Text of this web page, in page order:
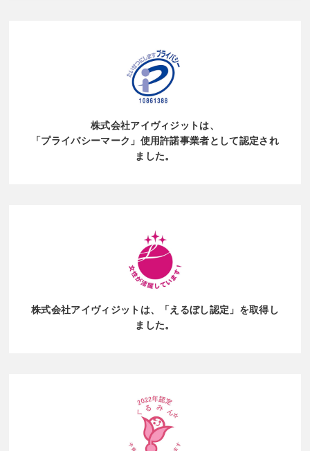
株式会社アイヴィジットは、
「プライバシーマーク」使用許諾事業者として認定され
ました。
株式会社アイヴィジットは、
「えるぼし認定」を取得し
ました。